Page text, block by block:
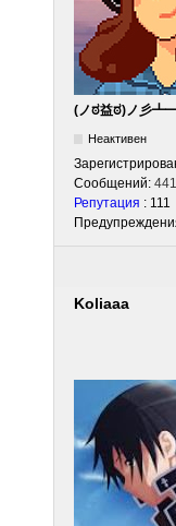
(ノಠ益ಠ)ノ彡
Неактивен
Сообщений: 441
Репутация : 111
Koliaaa